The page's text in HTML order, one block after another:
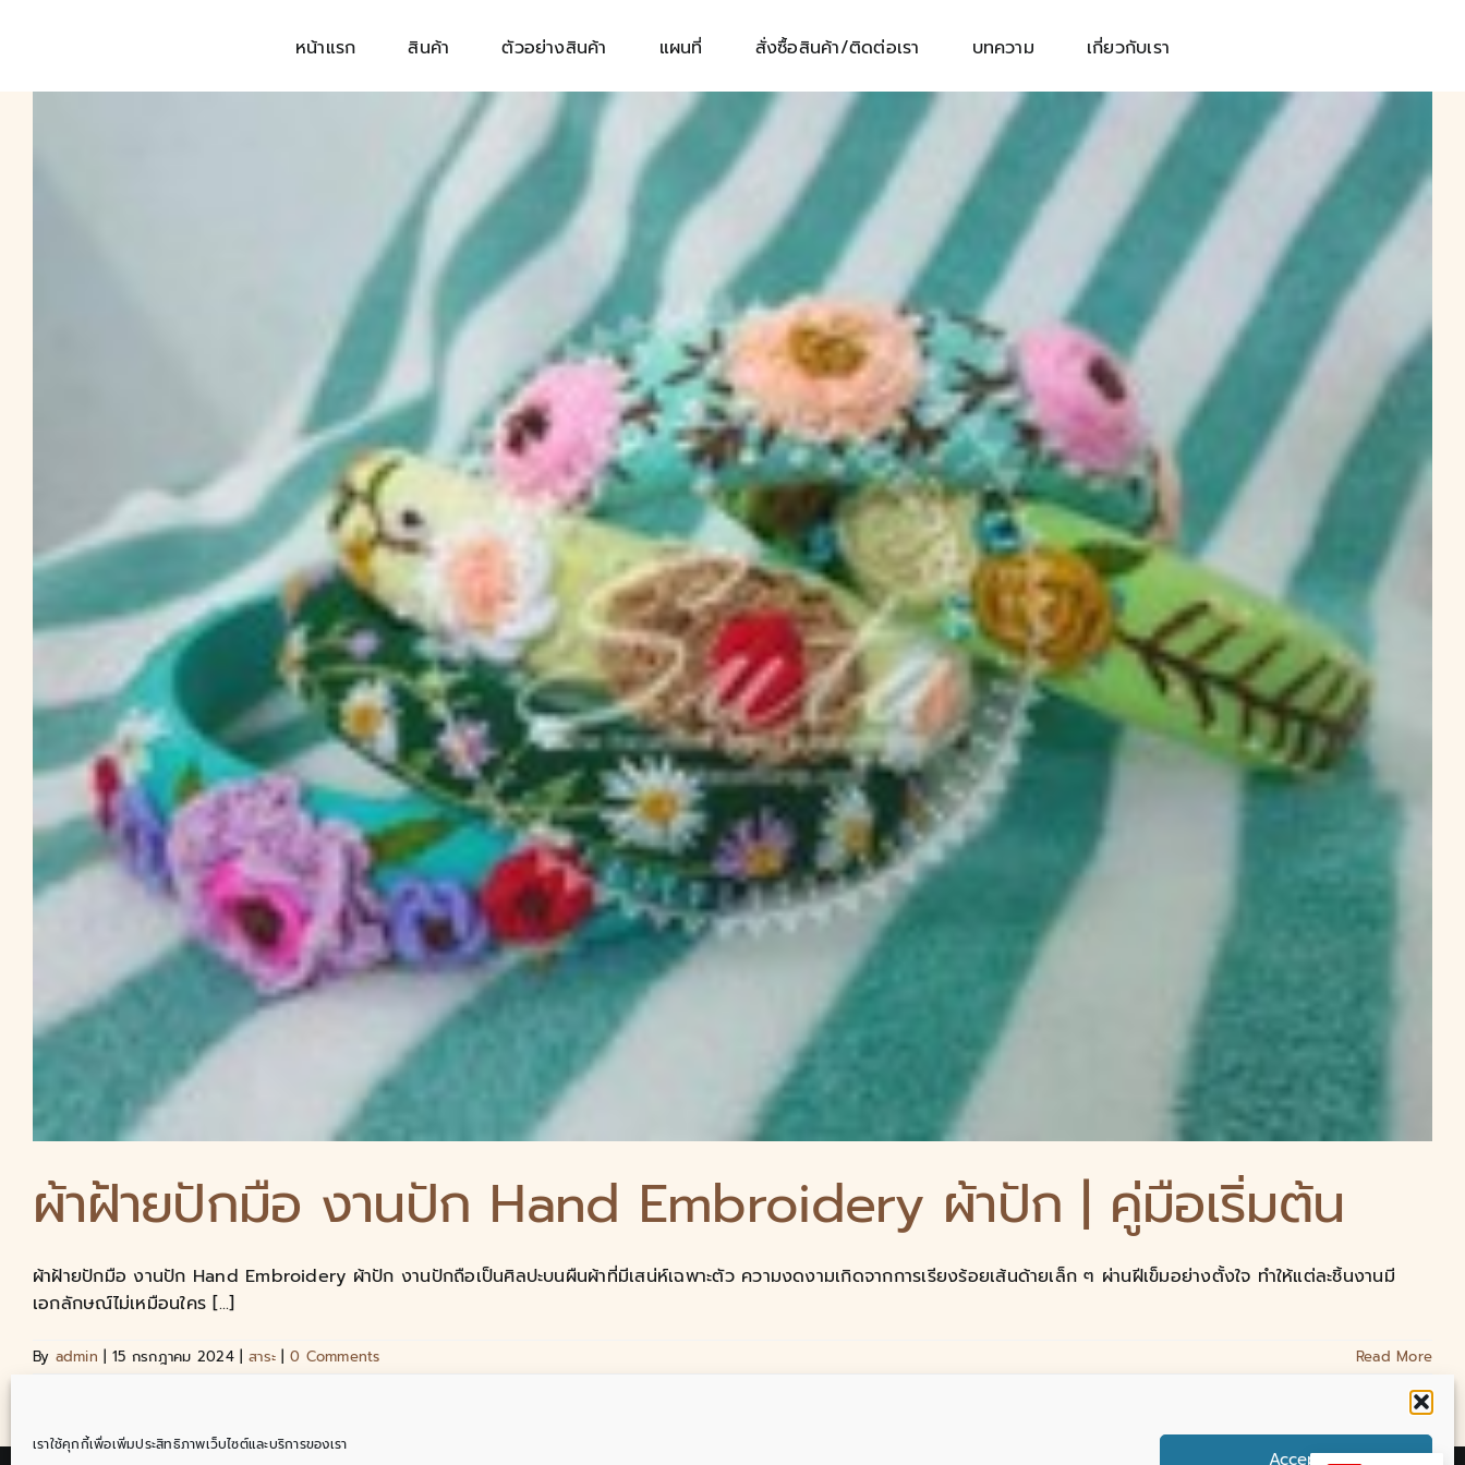
เราใช้คุกกี้เพื่อเพิ่มประสิทธิภาพเว็บไซต์และบริการของเรา
Accept
หน้าแรก สินค้า ตัวอย่างสินค้า แผนที่ สั่งซื้อสินค้า/ติดต่อเรา บทความ เกี่ยวกับเรา
ผ้าฝ้ายปักมือ งานปัก Hand Embroidery ผ้าปัก | คู่มือเริ่มต้น
ผ้าฝ้ายปักมือ งานปัก Hand Embroidery ผ้าปัก งานปักถือเป็นศิลปะบนผืนผ้าที่มีเสน่ห์เฉพาะตัว ความงดงามเกิดจากการเรียงร้อยเส้นด้ายเล็ก ๆ ผ่านฝีเข็มอย่างตั้งใจ ทำให้แต่ละชิ้นงานมี
เอกลักษณ์ไม่เหมือนใคร [...]
By admin | 15 กรกฎาคม 2024 | สาระ | 0 Comments Read More